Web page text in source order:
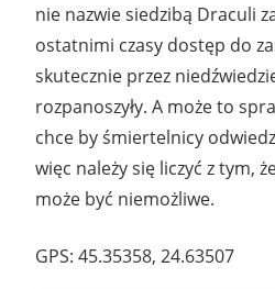
nie nazwie siedzibą Draculi
ostatnimi czasy dostęp do
skutecznie przez
rozpanoszyły. A może to
chce by śmiertelnicy
więc należy się liczyć z tym,
może być niemożliwe.
GPS: 45.35358, 24.63507